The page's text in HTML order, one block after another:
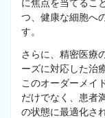
に焦点を当てるこ
つ、健康な細胞へ
す。
さらに、精密医療
ーズに対応した治
このオーダーメイ
だけでなく、患者
の状態に最適化さ